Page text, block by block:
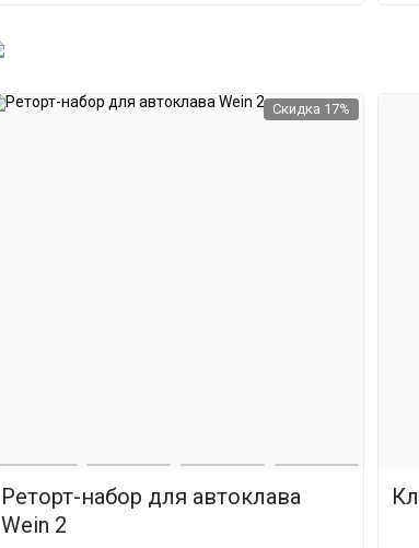
Скидка 17%
Реторт-набор для автоклава
Wein 2